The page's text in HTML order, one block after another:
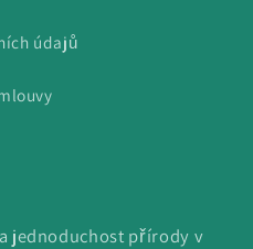
údajů
jednoduchost přírody v